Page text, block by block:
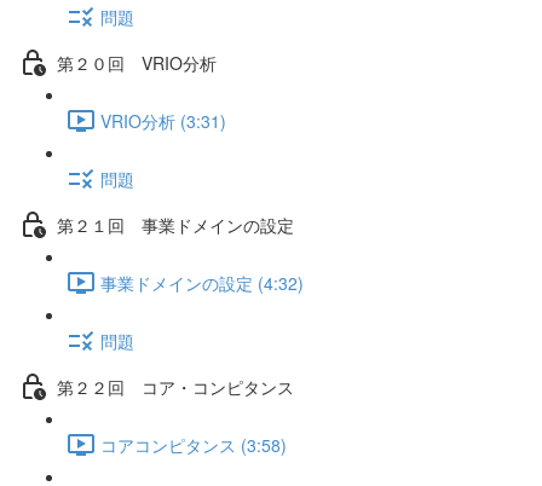
問題
第２０回 VRIO分析
VRIO分析 (3:31)
問題
第２１回 事業ドメインの設定
事業ドメインの設定 (4:32)
問題
第２２回 コア・コンピタンス
コアコンピタンス (3:58)